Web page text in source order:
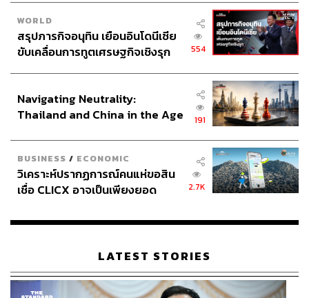
WORLD
สรุปภารกิจอนุทิน เยือนอินโดนีเซีย
ขับเคลื่อนการทูตเศรษฐกิจเชิงรุก
554
Navigating Neutrality:
Thailand and China in the Age
191
BUSINESS / ECONOMIC
วิเคราะห์ปรากฏการณ์คนแห่ขอสิน
เชื่อ CLICX อาจเป็นเพียงยอด
เรือนไทยที่ถูกซุกไว้
2.7K
LATEST STORIES